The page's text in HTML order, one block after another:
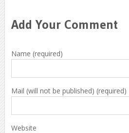
Add Your Comment
Name (required)
Mail (will not be published) (required)
Website